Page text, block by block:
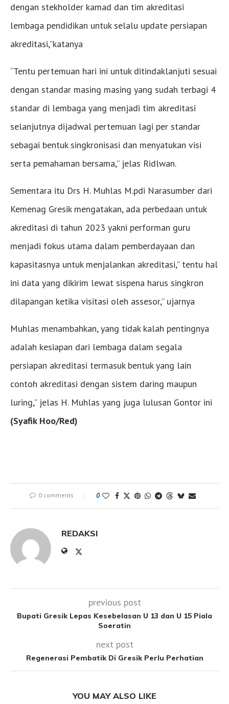
dengan stekholder kamad dan tim akreditasi
lembaga pendidikan untuk selalu update persiapan
akreditasi,”katanya
“Tentu pertemuan hari ini untuk ditindaklanjuti sesuai
dengan standar masing masing yang sudah terbagi 4
standar di lembaga yang menjadi tim akreditasi
selanjutnya dijadwal pertemuan lagi per standar
sebagai bentuk singkronisasi dan menyatukan visi
serta pemahaman bersama,” jelas Ridlwan.
Sementara itu Drs H. Muhlas M.pdi Narasumber dari
Kemenag Gresik mengatakan, ada perbedaan untuk
akreditasi di tahun 2023 yakni performan guru
menjadi fokus utama dalam pemberdayaan dan
kapasitasnya untuk menjalankan akreditasi,” tentu hal
ini data yang dikirim lewat sispena harus singkron
dilapangan ketika visitasi oleh assesor,” ujarnya
Muhlas menambahkan, yang tidak kalah pentingnya
adalah kesiapan dari lembaga dalam segala
persiapan akreditasi termasuk bentuk yang lain
contoh akreditasi dengan sistem daring maupun
luring,” jelas H. Muhlas yang juga lulusan Gontor ini
(Syafik Hoo/Red)
0 comments 0
REDAKSI
previous post
Bupati Gresik Lepas Kesebelasan U 13 dan U 15 Piala
Soeratin
next post
Regenerasi Pembatik Di Gresik Perlu Perhatian
YOU MAY ALSO LIKE